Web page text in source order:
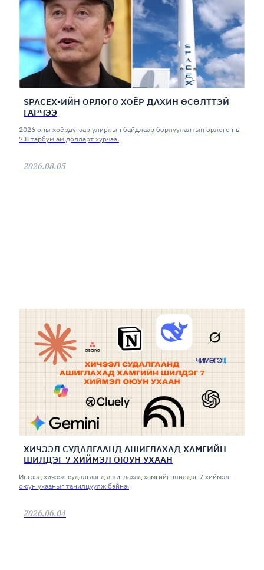
SPACEX-ИЙН ОРЛОГО ХОЁР ДАХИН ӨСӨЛТТЭЙ
ГАРЧЭЭ
2026 оны хоёрдугаар улирлын байдлаар борлуулалтын орлого нь
7.8 тэрбум ам.долларт хүрчээ.
2026.08.05
ХИЧЭЭЛ СУДАЛГААНД АШИГЛАХАД ХАМГИЙН
ШИЛДЭГ 7 ХИЙМЭЛ ОЮУН УХААН
Ингээд хичээл судалгаанд ашиглахад хамгийн шилдэг 7 хиймэл
оюун ухааныг танилцуулж байна.
2026.06.04